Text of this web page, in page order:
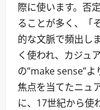
際に使います。否
ることが多く、「
的な文脈で頻出し
く使われ、カジュ
の”make sense”
焦点を当てたニュ
に、17世紀から使